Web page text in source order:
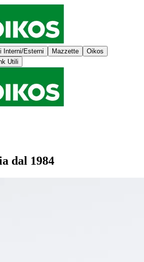
Interni/Esterni Mazzette Oikos
Utili
dal 1984